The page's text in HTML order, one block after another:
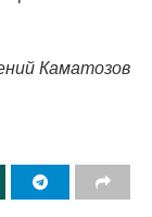
Каматозов